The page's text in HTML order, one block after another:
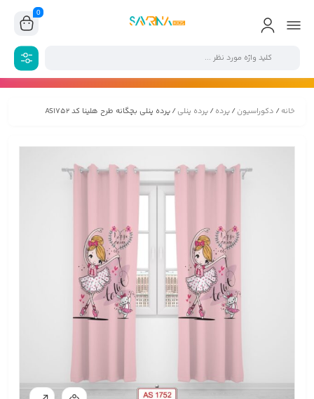
0
خانه/ دکوراسیون/پرده/پرده پنلی/ پرده پنلی بچگانه طرح هلینا کد AS1752